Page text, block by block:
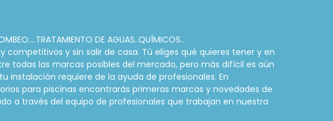
DE AGUAS..QUÍMICOS..
y sin salir de casa. Tú eliges qué quieres tener y en
todas las marcas posibles del mercado, pero más difícil es aún
requiere de la ayuda de profesionales. En
para piscinas encontrarás primeras marcas y novedades de
a través del equipo de profesionales que trabajan en nuestra